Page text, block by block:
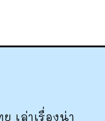
เล่าเรื่องน่า